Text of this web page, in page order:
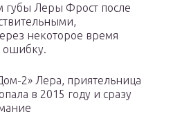
губы Леры Фрост после
некоторое время
ошибку.
2» Лера, приятельница
в 2015 году и сразу